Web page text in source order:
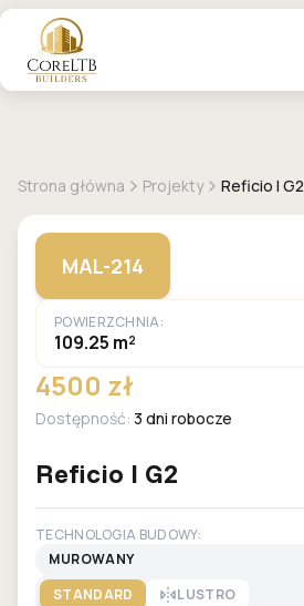
Strona główna Projekty Reficio I G2
MAL-214
POWIERZCHNIA:
109.25 m²
4500 zł
Dostępność: 3 dni robocze
Reficio I G2
TECHNOLOGIA BUDOWY:
MUROWANY
STANDARD
LUSTRO